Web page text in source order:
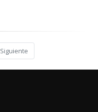
Siguiente